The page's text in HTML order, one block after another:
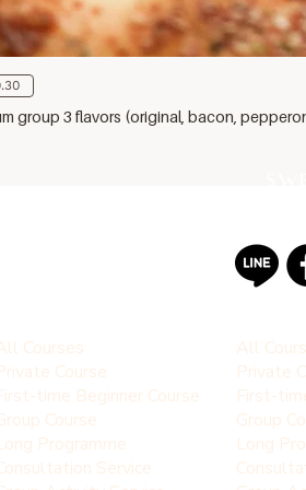
group 3 flavors (original, bacon,
Courses
Course
time Beginner Course
Course
Programme
Service
All
Private
First-
Group
Long